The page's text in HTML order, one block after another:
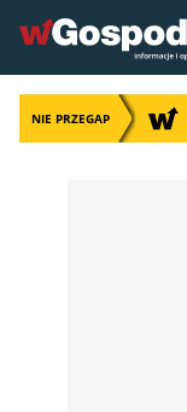
NIE PRZEGAP